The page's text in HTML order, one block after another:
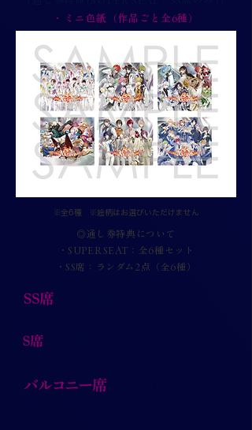
・ミニ色紙（作品ごと全6種）
◎通し券特典について
・SUPER SEAT：全6種セット
・SS席：ランダム2点（全6種）
※​全6種 ※絵柄はお選びいただけません